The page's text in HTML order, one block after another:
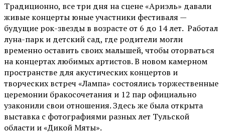
Традиционно, все три дня на сцене«Ариэль» давали
живые концерты юные участники фестиваля —
будущие рок-звезды в возрасте от 6 до 14 лет. Работал
луна-парк и детский сад, где родители могли
временно оставить своих малышей, чтобы оторваться
на концертах любимых артистов. В новом камерном
пространстве для акустических концертов и
творческих встреч «Лампа» состоялись торжественные
церемонии бракосочетания и 12 пар официально
узаконили свои отношения. Здесь же была открыта
выставка с фотографиями разных лет Тульской
области и «Дикой Мяты».